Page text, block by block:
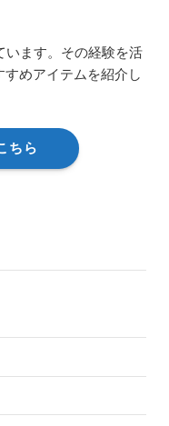
います。その経験を活
めアイテムを紹介し
ちら